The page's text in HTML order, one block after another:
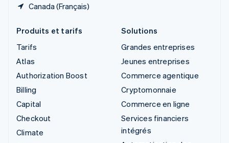
Canada (Français)
Produits et tarifs
Tarifs
Atlas
Authorization Boost
Billing
Capital
Checkout
Climate
Solutions
Grandes entreprises
Jeunes entreprises
Commerce agentique
Cryptomonnaie
Commerce en ligne
Services financiers
intégrés